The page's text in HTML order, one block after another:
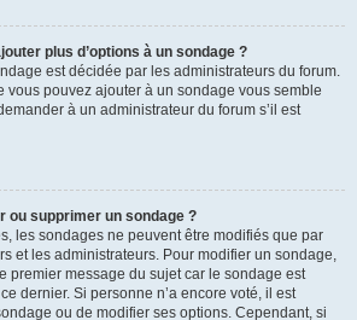
plus d’options à un sondage ?
est décidée par les administrateurs du forum.
vous pouvez ajouter à un sondage vous semble
à un administrateur du forum s’il est
ou supprimer un sondage ?
les sondages ne peuvent être modifiés que par
et les administrateurs. Pour modifier un sondage,
premier message du sujet car le sondage est
dernier. Si personne n’a encore voté, il est
ou de modifier ses options. Cependant, si